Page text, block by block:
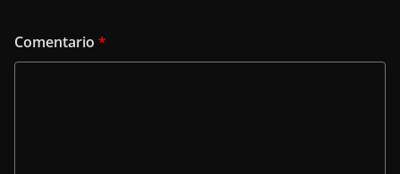
Comentario *